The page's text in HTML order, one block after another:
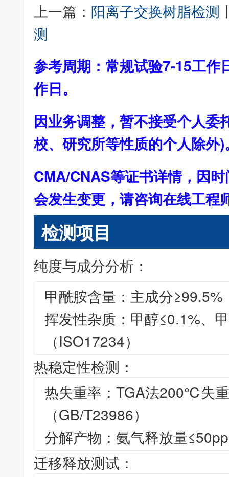
上一篇： 阳离子交换树脂检测
测
参考周期：常规试验7-15工作
作日。
因业务调整，暂不接受个人委
校、研究所等性质的个人除外)
CMA/CNAS等证书详情，因
会发生变更，请咨询在线工程
检测项目
纯度与成分分析：
甲酰胺含量：主成分
挥发性杂质：甲醇≤0.1%、
（ISO17234）
热稳定性检测：
热失重率：TGA法200℃失
（GB/T23986）
分解产物：氨气释放量
迁移释放测试：